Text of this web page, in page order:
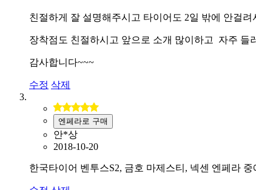
친절하게 잘 설명해주시고 타이어도 2일 밖에 안걸려
장착점도 친절하시고 앞으로 소개 많이하고 자주 들
감사합니다~~~
수정 삭제
엔페라로 구매
안*상
2018-10-20
한국타이어 벤투스S2, 금호 마제스티, 넥센 엔페라